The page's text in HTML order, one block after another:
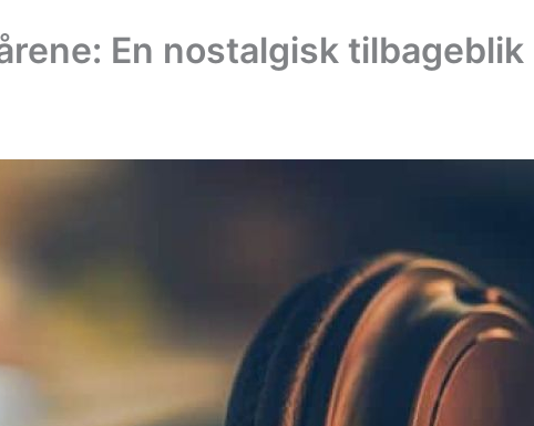
En nostalgisk tilbageblik